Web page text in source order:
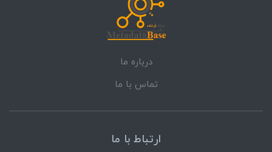
درباره ما
تماس با ما
ارتباط با ما